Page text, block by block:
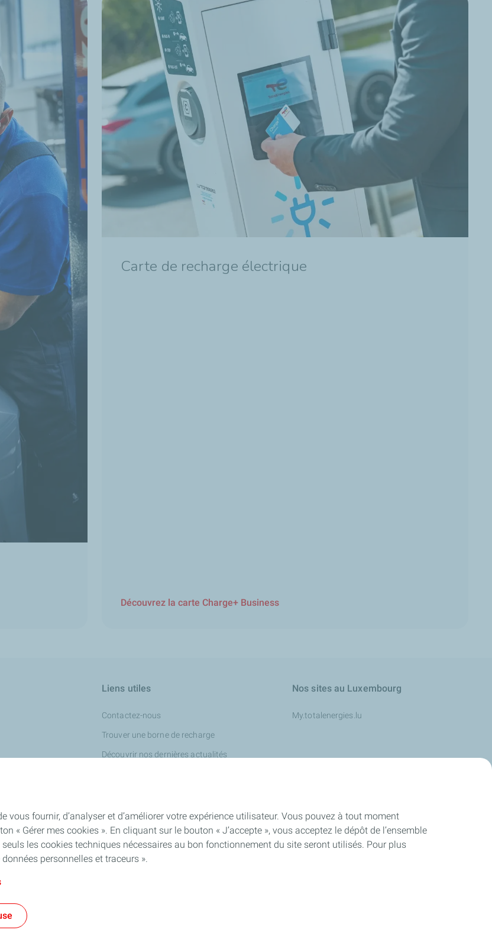
Carte de recharge électrique
Découvrez la carte Charge+ Business
chimique
Liens utiles
Contactez-nous
Trouver une borne de recharge
Découvrir nos dernières actualités
Nos sites au Luxembourg
My.totalenergies.lu
conforme
fournir, d’analyser et d’améliorer votre expérience utilisateur. Vous pouvez à tout moment
« Gérer mes cookies ». En cliquant sur le bouton « J’accepte », vous acceptez le dépôt de l’ensemble
les cookies techniques nécessaires au bon fonctionnement du site seront utilisés. Pour plus
personnelles et traceurs ».